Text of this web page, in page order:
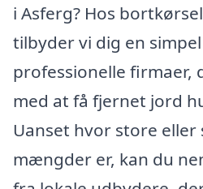
i Asferg? Hos
tilbyder vi dig en
professionelle firmaer,
med at få fjernet jord
Uanset hvor store eller
mængder er, kan du